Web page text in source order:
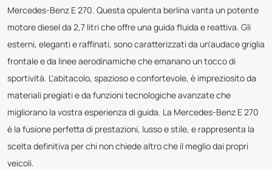
Mercedes-Benz E 270. Questa opulenta berlina vanta un potente
motore diesel da 2,7 litri che offre una guida fluida e reattiva. Gli
esterni, eleganti e raffinati, sono caratterizzati da un'audace griglia
frontale e da linee aerodinamiche che emanano un tocco di
sportività. L'abitacolo, spazioso e confortevole, è impreziosito da
materiali pregiati e da funzioni tecnologiche avanzate che
migliorano la vostra esperienza di guida. La Mercedes-Benz E 270
è la fusione perfetta di prestazioni, lusso e stile, e rappresenta la
scelta definitiva per chi non chiede altro che il meglio dai propri
veicoli.